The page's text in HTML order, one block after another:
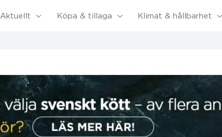
Aktuellt Köpa & tillaga Klimat & hållbarhet